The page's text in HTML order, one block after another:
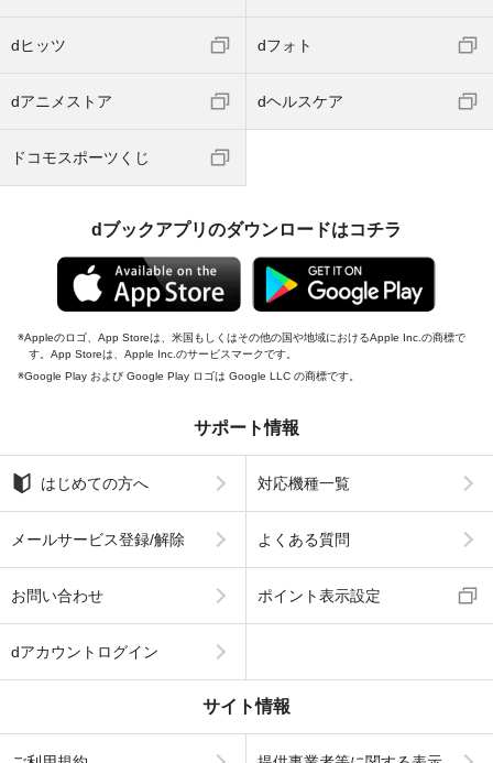
dヒッツ dフォト
dアニメストア dヘルスケア
ドコモスポーツくじ
dブックアプリのダウンロードはコチラ
Appleのロゴ、App Storeは、米国もしくはその他の国や地域におけるApple Inc.の商標で
す。App Storeは、Apple Inc.のサービスマークです。
Google Play および Google Play ロゴは Google LLC の商標です。
サポート情報
はじめての方へ 対応機種一覧
メールサービス登録/解除 よくある質問
お問い合わせ ポイント表示設定
dアカウントログイン
サイト情報